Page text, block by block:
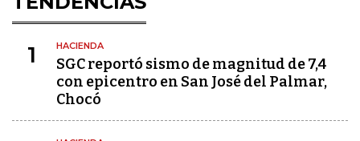
1 HACIENDA
SGC reportó sismo de magnitud de 7,4
con epicentro en San José del Palmar,
Chocó